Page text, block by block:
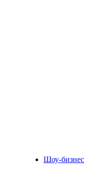
Шоу-бизнес